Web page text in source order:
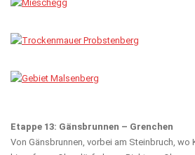
Etappe 13: Gänsbrunnen – Grenchen
Von Gänsbrunnen, vorbei am Steinbruch, wo